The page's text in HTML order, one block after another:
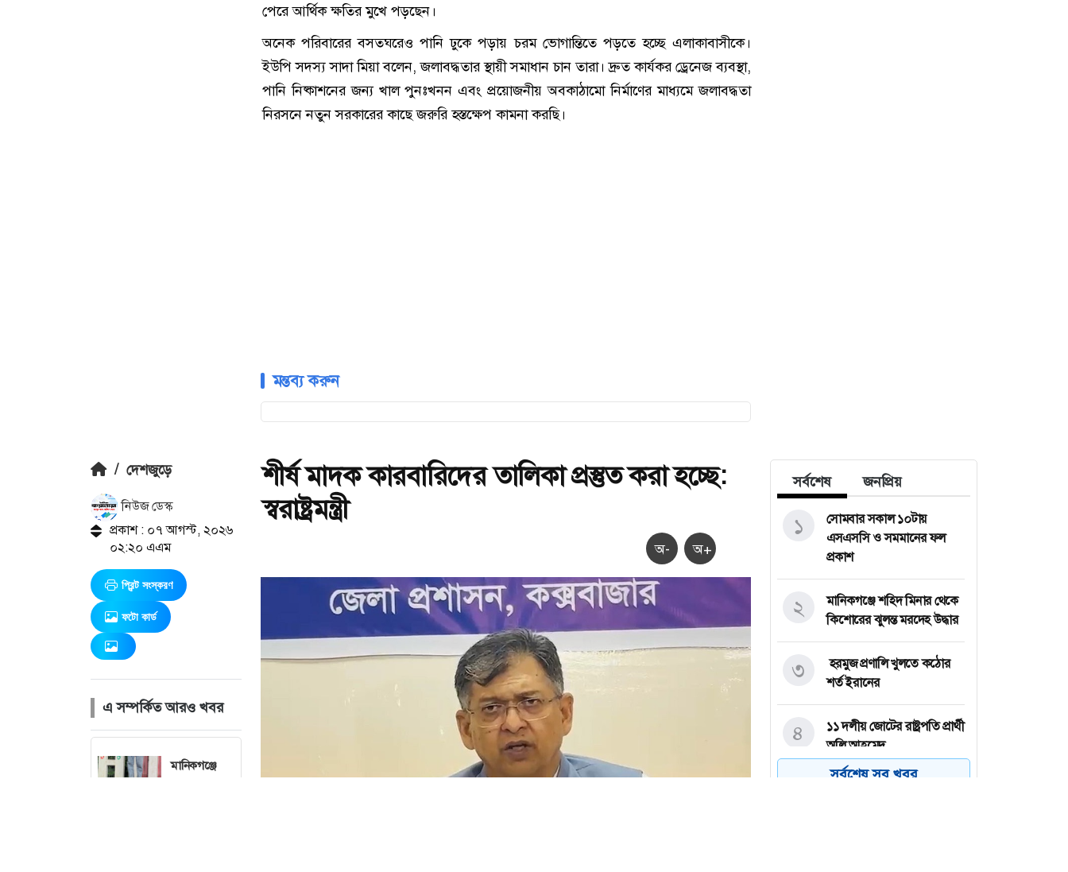
পেরে আর্থিক ক্ষতির মুখে পড়ছেন।
অনেক পরিবারের বসতঘরেও পানি ঢুকে পড়ায় চরম ভোগান্তিতে পড়তে হচ্ছে এলাকাবাসীকে।
ইউপি সদস্য সাদা মিয়া বলেন, জলাবদ্ধতার স্থায়ী সমাধান চান তারা। দ্রুত কার্যকর ড্রেনেজ ব্যবস্থা,
পানি নিষ্কাশনের জন্য খাল পুনঃখনন এবং প্রয়োজনীয় অবকাঠামো নির্মাণের মাধ্যমে জলাবদ্ধতা
নিরসনে নতুন সরকারের কাছে জরুরি হস্তক্ষেপ কামনা করছি।
মন্তব্য করুন
/ দেশজুড়ে
নিউজ ডেস্ক
প্রকাশ : ০৭ আগস্ট, ২০২৬
০২:২০ এএম
প্রিন্ট সংস্করণ
ফটো কার্ড
এ সম্পর্কিত আরও খবর
মানিকগঞ্জে
শীর্ষ মাদক কারবারিদের তালিকা প্রস্তুত করা হচ্ছে:
স্বরাষ্ট্রমন্ত্রী
অ- অ+
সর্বশেষ জনপ্রিয়
সোমবার সকাল ১০টায়
এসএসসি ও সমমানের ফল
প্রকাশ
১
মানিকগঞ্জে শহিদ মিনার থেকে
কিশোরের ঝুলন্ত মরদেহ উদ্ধার
২
হরমুজ প্রণালি খুলতে কঠোর
শর্ত ইরানের
৩
১১ দলীয় জোটের রাষ্ট্রপতি প্রার্থী
অলি আহমেদ
৪
সর্বশেষ সব খবর